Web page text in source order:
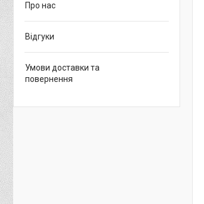
Про нас
Відгуки
Умови доставки та
повернення